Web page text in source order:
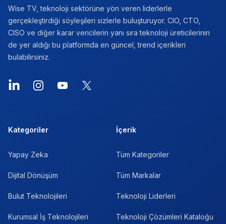
Wise TV, teknoloji sektörüne yön veren liderlerle
gerçekleştirdiği söyleşileri sizlerle buluşturuyor. CIO, CTO,
CISO ve diğer karar vericilerin yanı sıra teknoloji üreticilerinin
de yer aldığı bu platformda en güncel, trend içerikleri
bulabilirsiniz.
LinkedInInstagramYouTube
X
Kategoriler
Yapay Zeka
Dijital Dönüşüm
Bulut Teknolojileri
Kurumsal İş Teknolojileri
İçerik
Tüm Kategoriler
Tüm Markalar
Teknoloji Liderleri
Teknoloji Çözümleri Kataloğu